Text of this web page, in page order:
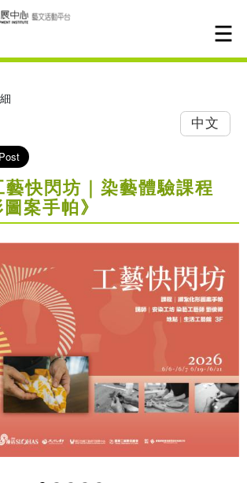
中文
藝快閃坊｜染藝體驗課程
案手帕》